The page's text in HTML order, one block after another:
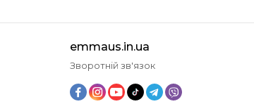
emmaus.in.ua
Зворотній зв'язок